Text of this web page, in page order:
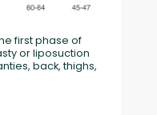
first phase of
or liposuction
back, thighs,